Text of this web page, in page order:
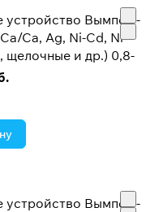
устройство Вымпел -
Ca, Ag, Ni-Cd, Ni-
щелочные и др.) 0,8-
устройство Вымпел -